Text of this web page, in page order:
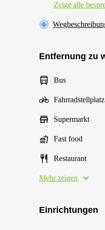
Zeige alle
Entfernung zu
Bus
Fahrradstellplatz
Supermarkt
Fast food
Restaurant
Mehr zeigen
Einrichtungen